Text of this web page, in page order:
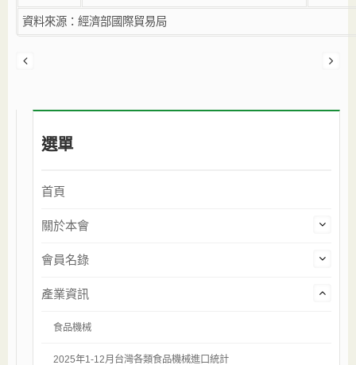
資料來源：經濟部國際貿易局
選單
首頁
關於本會
會員名錄
產業資訊
食品機械
2025年1-12月台灣各類食品機械進口統計